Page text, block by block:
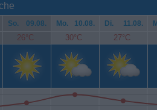
So. 09.08. Mo. 10.08. Di. 11.08.
26°C 30°C 27°C